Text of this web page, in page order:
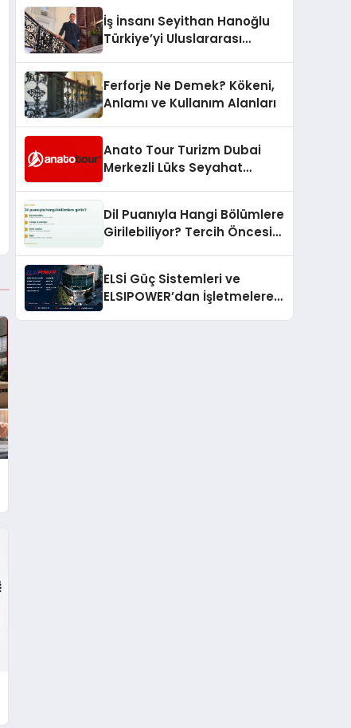
İş İnsanı Seyithan Hanoğlu
Türkiye’yi Uluslararası
Ferforje Ne Demek? Kökeni,
Anlamı ve Kullanım Alanları
Anato Tour Turizm Dubai
Merkezli Lüks Seyahat
Dil Puanıyla Hangi Bölümlere
Girilebiliyor? Tercih Öncesi
ELSİ Güç Sistemleri ve
ELSIPOWER’dan İşletmelere